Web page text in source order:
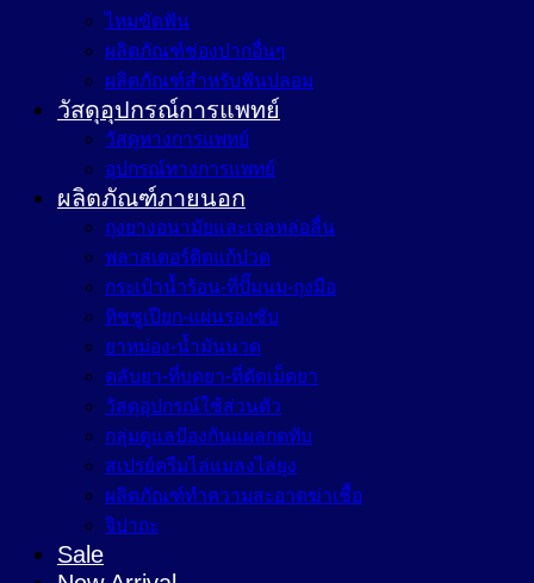
ไหมขัดฟัน
ผลิตภัณฑ์ช่องปากอื่นๆ
ผลิตภัณฑ์สำหรับฟันปลอม
วัสดุอุปกรณ์การแพทย์
วัสดุทางการแพทย์
อุปกรณ์ทางการแพทย์
ผลิตภัณฑ์ภายนอก
ถุงยางอนามัยและเจลหล่อลื่น
พลาสเตอร์ติดแก้ปวด
กระเป๋าน้ำร้อน-ที่ปั๊มนม-ถุงมือ
ทิชชูเปียก-แผ่นรองซับ
ยาหม่อง-น้ำมันนวด
ตลับยา-ที่บดยา-ที่ตัดเม็ดยา
วัสดุอุปกรณ์ใช้ส่วนตัว
กลุ่มดูแลป้องกันแผลกดทับ
สเปรย์ครีมไล่แมลงไล่ยุง
ผลิตภัณฑ์ทำความสะอาดฆ่าเชื้อ
จิปาถะ
Sale